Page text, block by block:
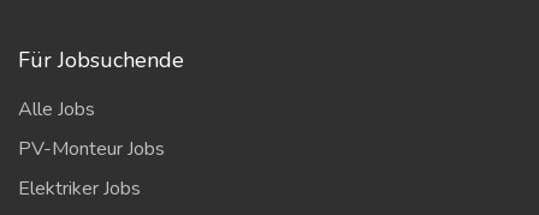
Für Jobsuchende
Alle Jobs
PV-Monteur Jobs
Elektriker Jobs